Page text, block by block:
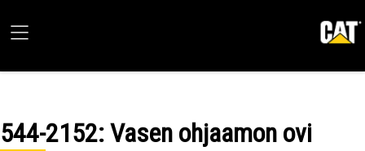
544-2152: Vasen ohjaamon ovi